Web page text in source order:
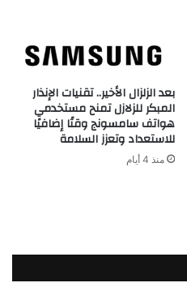
بعد الزلزال الأخير.. تقنيات الإنذار
المبكر للزلازل تمنح مستخدمي
هواتف سامسونج وقتًا إضافيًا
للاستعداد وتعزز السلامة
منذ 4 أيام